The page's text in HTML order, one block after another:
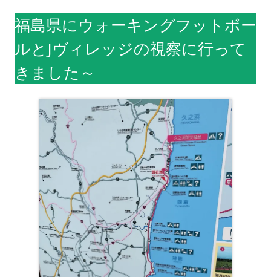
福島県にウォーキングフットボー
ルとJヴィレッジの視察に行って
きました～